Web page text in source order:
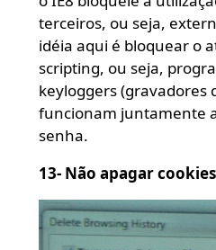
terceiros, ou seja,
idéia aqui é bloquear o
scripting, ou seja,
keyloggers (gravadores
funcionam juntamente
senha.
13- Não apagar